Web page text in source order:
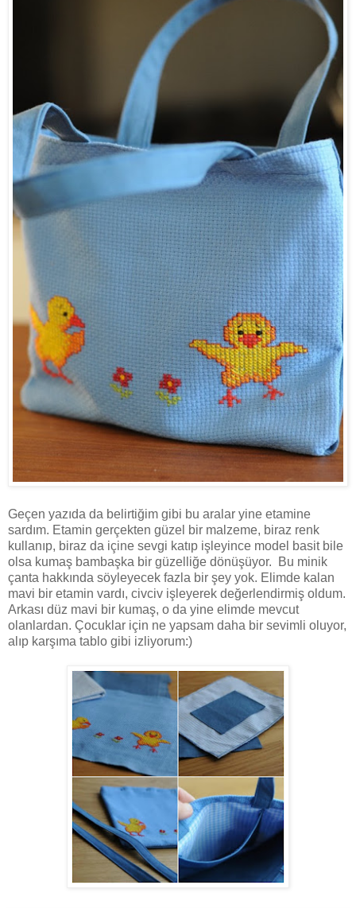
Geçen yazıda da belirtiğim gibi bu aralar yine etamine
sardım. Etamin gerçekten güzel bir malzeme, biraz renk
kullanıp, biraz da içine sevgi katıp işleyince model basit bile
olsa kumaş bambaşka bir güzelliğe dönüşüyor. Bu minik
çanta hakkında söyleyecek fazla bir şey yok. Elimde kalan
mavi bir etamin vardı, civciv işleyerek değerlendirmiş oldum.
Arkası düz mavi bir kumaş, o da yine elimde mevcut
olanlardan. Çocuklar için ne yapsam daha bir sevimli oluyor,
alıp karşıma tablo gibi izliyorum:)